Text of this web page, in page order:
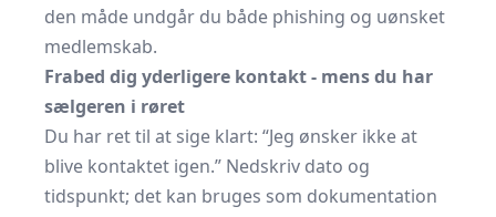
den måde undgår du både phishing og uønsket
medlemskab.
Frabed dig yderligere kontakt - mens du har
sælgeren i røret
Du har ret til at sige klart: “Jeg ønsker ikke at
blive kontaktet igen.” Nedskriv dato og
tidspunkt; det kan bruges som dokumentation